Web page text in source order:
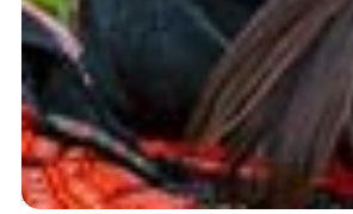
Trang chủ
Tin tức – Sự kiện
Chính sách
Văn hoá – Đời sống